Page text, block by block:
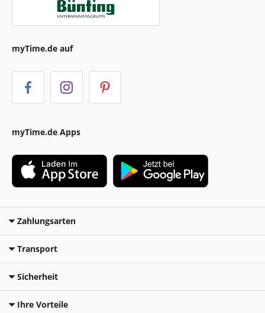
myTime.de auf
myTime.de Apps
Zahlungsarten
Transport
Sicherheit
Ihre Vorteile